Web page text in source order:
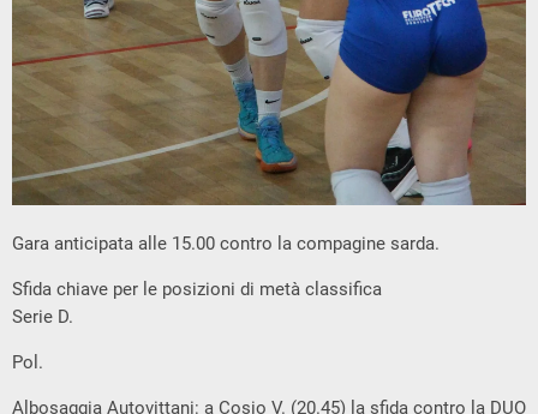
Gara anticipata alle 15.00 contro la compagine sarda.
Sfida chiave per le posizioni di metà classifica
Serie D.
Pol.
Albosaggia Autovittani: a Cosio V. (20.45) la sfida contro la DUO